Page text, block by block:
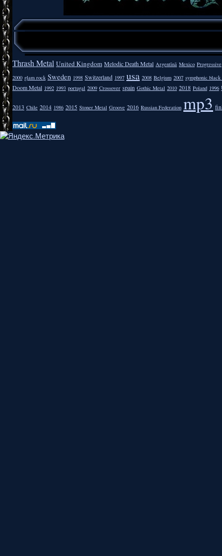
Thrash Metal United Kingdom Melodic Death Metal Argentīnā Mexico Progressive
2000 glam rock Sweden 1998 Switzerland 1997 usa 2008 Belgium 2007 symphonic
Doom Metal 1992 1993 portugal 2009 Crossover spain Gothic Metal 2010 2018 Poland 1996
2013 Chile 2014 1986 2015 Stoner Metal Groove 2016 Russian Federation mp3